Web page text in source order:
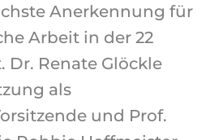
Anerkennung für
Arbeit in der 22
Dr. Renate Glöckle
als
und Prof.